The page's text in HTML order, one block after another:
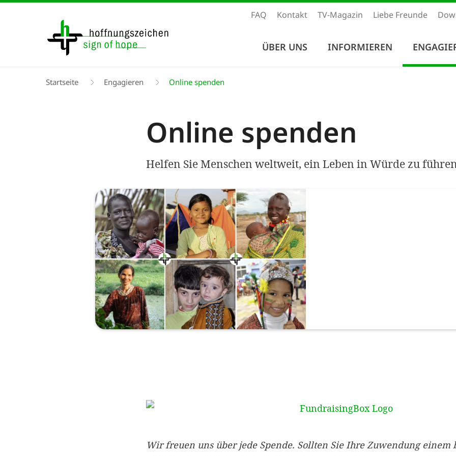
FAQ Kontakt TV-Magazin Liebe Freunde
ÜBER UNS INFORMIEREN
Pfadnavigation
Startseite Engagieren Online spenden
Online spenden
Helfen Sie Menschen weltweit, ein Leben in Würde zu
Wir freuen uns über jede Spende. Sollten Sie Ihre Zuwendung einem